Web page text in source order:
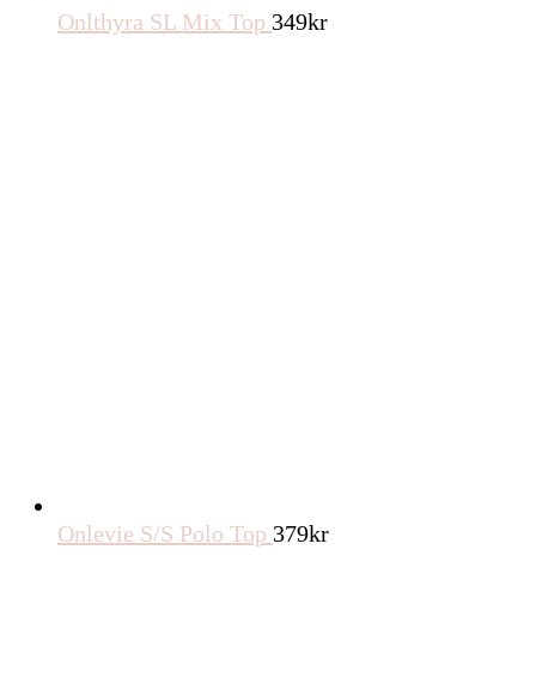
Onlthyra SL Mix Top 349kr
Onlevie S/S Polo Top 379kr